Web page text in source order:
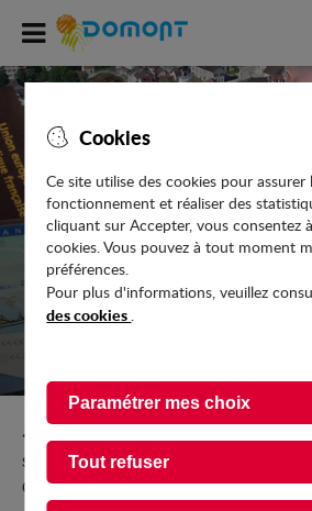
Cookies
Ce site utilise des cookies pour assurer
fonctionnement et réaliser des
cliquant sur Accepter, vous consentez
cookies. Vous pouvez à tout moment
préférences.
Pour plus d'informations, veuillez
des cookies .
Paramétrer mes choix
Tout refuser
Accéder
au
menu
Accéder
contenu
MME
sante/Professionnels-de-la-sante/
orthophonistes